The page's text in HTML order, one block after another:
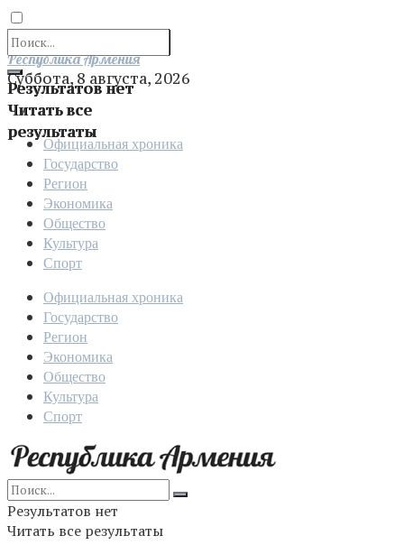
Результатов нет
Читать все
результаты
Отправить
Республика Армения
Суббота, 8 августа, 2026
Официальная хроника
Государство
Регион
Экономика
Общество
Культура
Спорт
Официальная хроника
Государство
Регион
Экономика
Общество
Культура
Спорт
Результатов нет
Читать все результаты